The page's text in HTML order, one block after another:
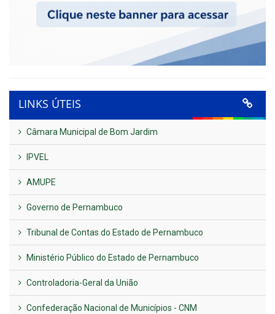
LINKS ÚTEIS
Câmara Municipal de Bom Jardim
IPVEL
AMUPE
Governo de Pernambuco
Tribunal de Contas do Estado de Pernambuco
Ministério Público do Estado de Pernambuco
Controladoria-Geral da União
Confederação Nacional de Municípios - CNM